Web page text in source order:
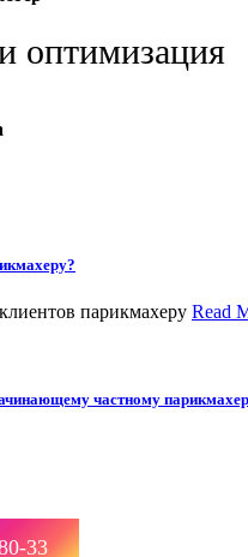
оптимизация
Read
частному
33